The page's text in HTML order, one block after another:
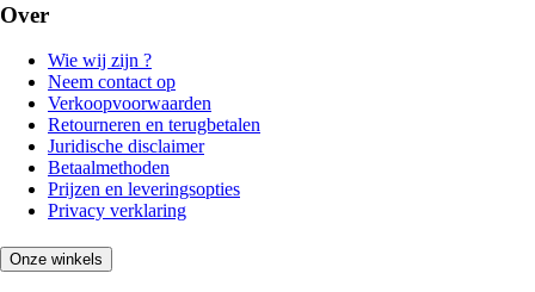
Over
Wie wij zijn ?
Neem contact op
Verkoopvoorwaarden
Retourneren en terugbetalen
Juridische disclaimer
Betaalmethoden
Prijzen en leveringsopties
Privacy verklaring
Onze winkels